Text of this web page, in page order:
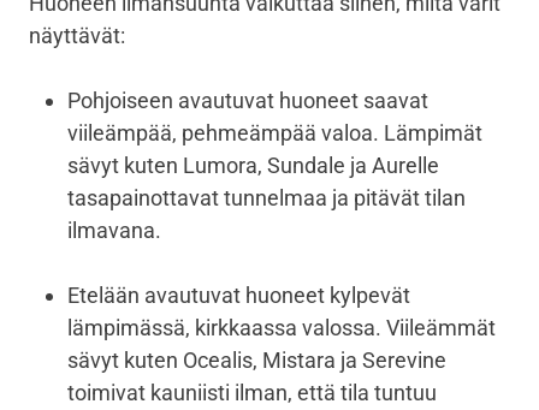
näyttävät:
Pohjoiseen avautuvat huoneet saavat
viileämpää, pehmeämpää valoa. Lämpimät
sävyt kuten Lumora, Sundale ja Aurelle
tasapainottavat tunnelmaa ja pitävät tilan
ilmavana.
Etelään avautuvat huoneet kylpevät
lämpimässä, kirkkaassa valossa. Viileämmät
sävyt kuten Ocealis, Mistara ja Serevine
toimivat kauniisti ilman, että tila tuntuu